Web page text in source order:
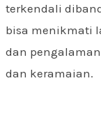
terkendali
bisa menikmati
dan
dan keramaian.